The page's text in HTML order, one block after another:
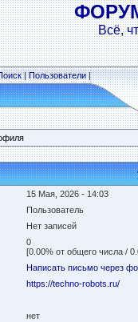
Всё,
|Пользователи|
15 Мая, 2026 - 14:03
Пользователь
Нет записей
0
[0.00% от общего числа /
Написать письмо через
https://techno-robots.ru/
нет